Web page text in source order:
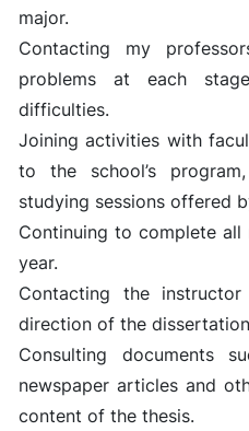
major.
Contacting my
problems at each
difficulties.
Joining activities with
to the school’s
studying sessions offered
Continuing to complete
year.
Contacting the
direction of the
Consulting documents
newspaper articles and
content of the thesis.